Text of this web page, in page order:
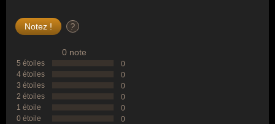
?
0 note
5 étoiles
0
4 étoiles
0
3 étoiles
0
2 étoiles
0
1 étoile
0
0 étoile
0